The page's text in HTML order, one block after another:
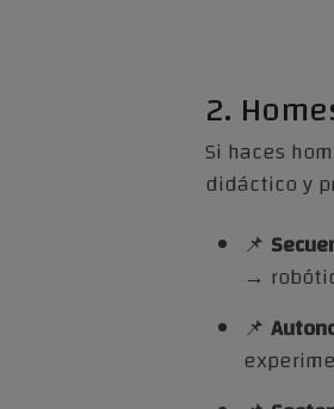
2.
Si haces
didáctico y
📌
→
📌